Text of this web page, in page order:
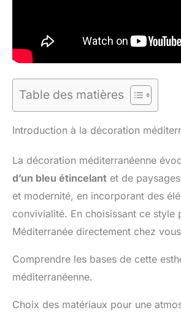
Table des matières
Introduction à la décoration
La décoration méditerranéenne
d’un bleu étincelant et de
et modernité, en incorporant des
convivialité. En choisissant ce style
Méditerranée directement chez
Comprendre les bases de cette
méditerranéenne.
Choix des matériaux pour une